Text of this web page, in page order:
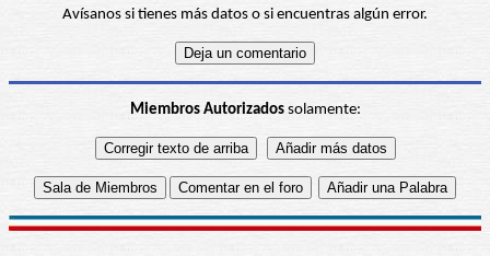
Avísanos si tienes más datos o si encuentras algún error.
Miembros Autorizadossolamente: